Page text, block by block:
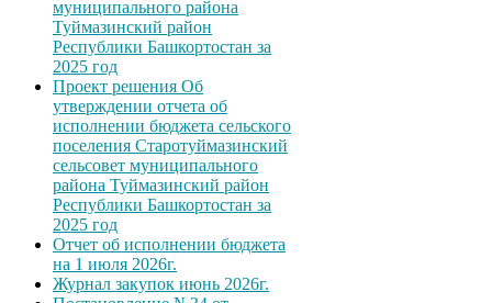
муниципального района
Туймазинский район
Республики Башкортостан за
2025 год
Проект решения Об
утверждении отчета об
исполнении бюджета сельского
поселения Старотуймазинский
сельсовет муниципального
района Туймазинский район
Республики Башкортостан за
2025 год
Отчет об исполнении бюджета
на 1 июля 2026г.
Журнал закупок июнь 2026г.